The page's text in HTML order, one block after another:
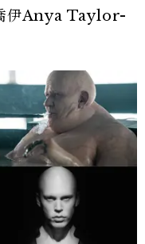
伊Anya Taylor-